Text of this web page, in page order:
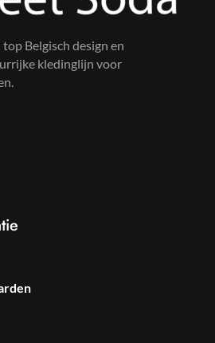
top Belgisch design en
kledinglijn voor